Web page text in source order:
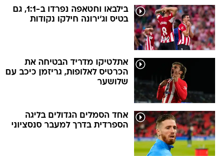
בילבאו וחטאפה נפרדו ב-1:1, גם
בטיס וג'ירונה חילקו נקודות
אתלטיקו מדריד הבטיחה את
הכרטיס לאלופות, גריזמן כיכב עם
שלושער
אחד הסמלים הגדולים בליגה
הספרדית בדרך למעבר סנסציוני